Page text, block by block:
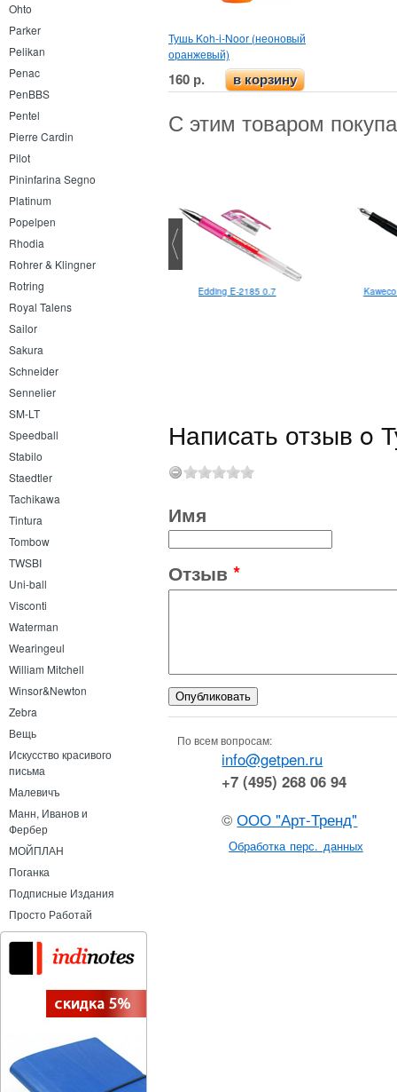
Ohto
Parker
Pelikan
Penac
PenBBS
Pentel
Pierre Cardin
Pilot
Pininfarina Segno
Platinum
Popelpen
Rhodia
Rohrer & Klingner
Rotring
Royal Talens
Sailor
Sakura
Schneider
Sennelier
SM-LT
Speedball
Stabilo
Staedtler
Tachikawa
Tintura
Tombow
TWSBI
Uni-ball
Visconti
Waterman
Wearingeul
William Mitchell
Winsor&Newton
Zebra
Вещь
Искусство красивого
письма
Малевичъ
Манн, Иванов и
Фербер
МОЙПЛАН
Поганка
Подписные Издания
Просто Работай
Тушь Koh-i-Noor (неоновый
оранжевый)
160 р. в корзину
С этим товаром
держатель для пера Edding E-2185 0.7
Написать отзыв o
Имя
Отзыв *
По всем вопросам:
info@getpen.ru
+7 (495) 268 06 94
©ООО "Арт-Тренд"
Обработка перс. данных